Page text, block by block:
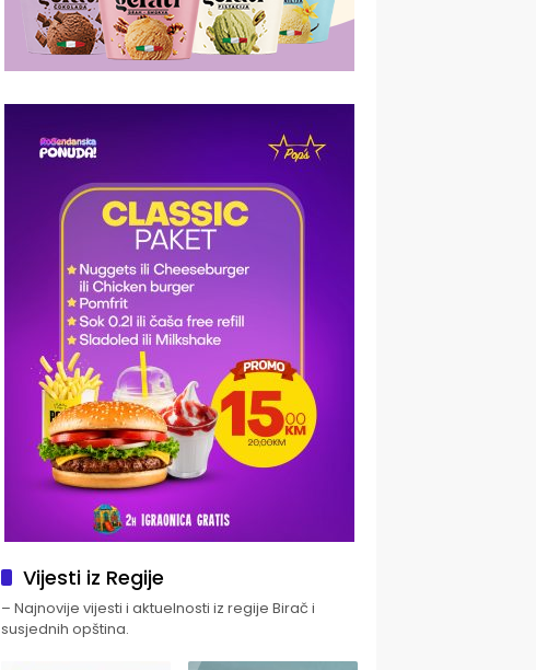
Vijesti iz Regije
– Najnovije vijesti i aktuelnosti iz regije Birač i
susjednih opština.